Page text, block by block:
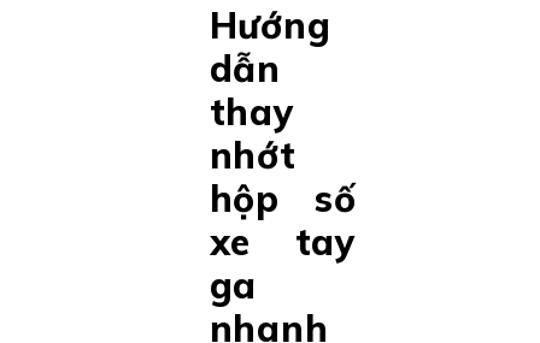
Hướng
dẫn
thay
nhớt
hộp số
xe tay
ga
nhanh